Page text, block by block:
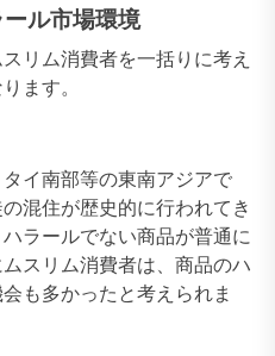
ル市場環境
リム消費者を一括りに考え
ます。
イ南部等の東南アジアで
混住が歴史的に行われてき
ラールでない商品が普通に
スリム消費者は、商品のハ
も多かったと考えられま